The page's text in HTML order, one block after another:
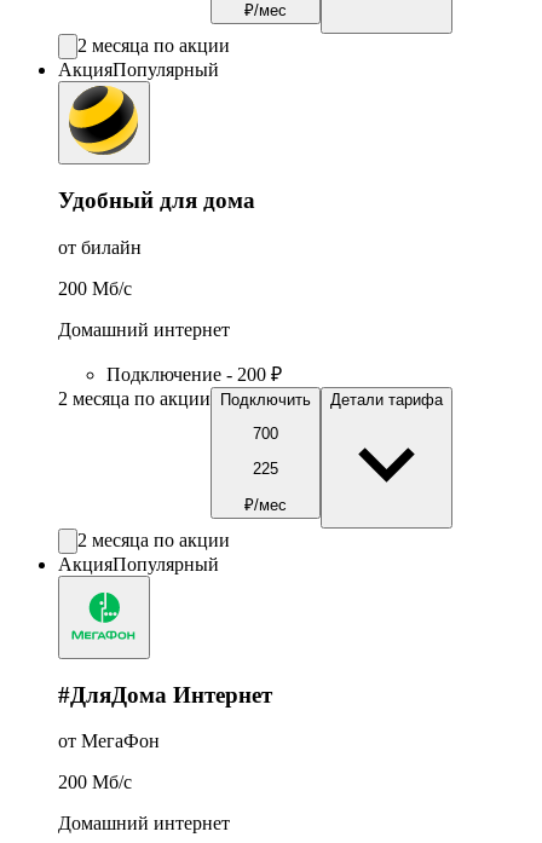
₽/мес
2 месяца по акции
АкцияПопулярный
Удобный для дома
от билайн
200 Мб/c
Домашний интернет
Подключение - 200 ₽
2 месяца по акции
Подключить
700
225
₽/мес
Детали тарифа
2 месяца по акции
АкцияПопулярный
#ДляДома Интернет
от МегаФон
200 Мб/c
Домашний интернет